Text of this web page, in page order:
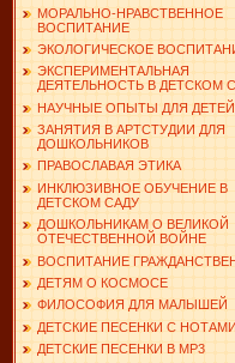
МОРАЛЬНО-НРАВСТВЕННОЕ
ВОСПИТАНИЕ
ЭКОЛОГИЧЕСКОЕ
ЭКСПЕРИМЕНТАЛЬНАЯ
ДЕЯТЕЛЬНОСТЬ В ДЕТСКОМ
НАУЧНЫЕ ОПЫТЫ ДЛЯ ДЕТЕЙ
ЗАНЯТИЯ В АРТСТУДИИ ДЛЯ
ДОШКОЛЬНИКОВ
ПРАВОСЛАВАЯ ЭТИКА
ИНКЛЮЗИВНОЕ ОБУЧЕНИЕ В
ДЕТСКОМ САДУ
ДОШКОЛЬНИКАМ О ВЕЛИКОЙ
ОТЕЧЕСТВЕННОЙ ВОЙНЕ
ВОСПИТАНИЕ
ДЕТЯМ О КОСМОСЕ
ФИЛОСОФИЯ ДЛЯ МАЛЫШЕЙ
ДЕТСКИЕ ПЕСЕНКИ С НОТАМИ
ДЕТСКИЕ ПЕСЕНКИ В MP3